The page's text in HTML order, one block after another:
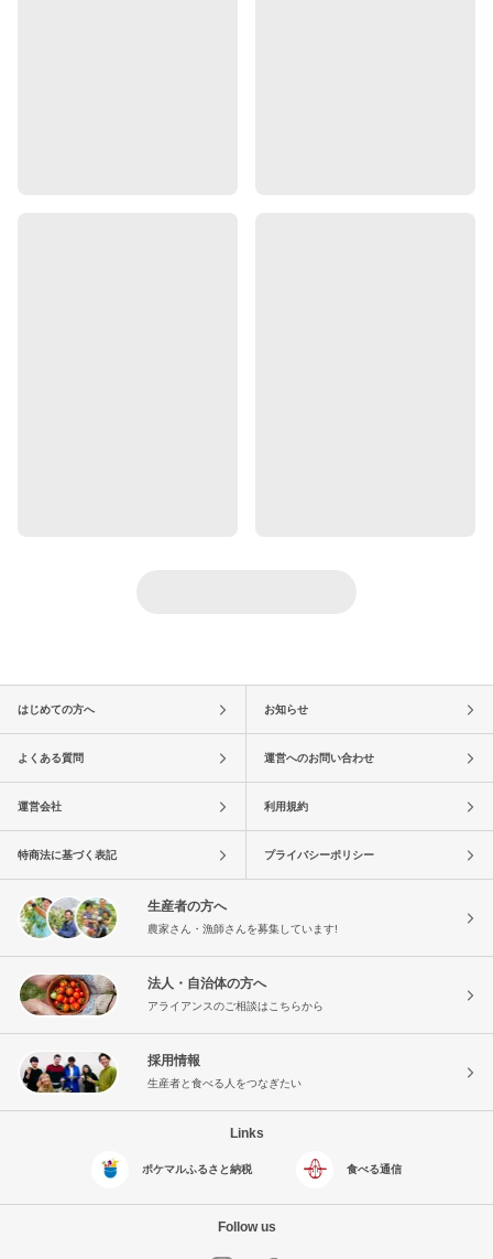
はじめての方へ お知らせ
よくある質問 運営へのお問い合わせ
運営会社 利用規約
特商法に基づく表記 プライバシーポリシー
生産者の方へ
農家さん・漁師さんを募集しています!
法人・自治体の方へ
アライアンスのご相談はこちらから
採用情報
生産者と食べる人をつなぎたい
Links
ポケマルふるさと納税 食べる通信
Follow us